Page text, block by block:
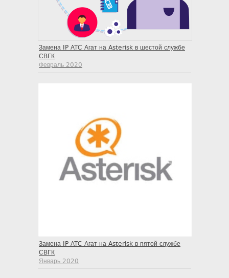
Замена IP АТС Агат на Asterisk в шестой службе
СВГК
Февраль 2020
Замена IP АТС Агат на Asterisk в пятой службе
СВГК
Январь 2020